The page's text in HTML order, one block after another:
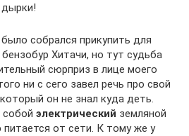
собрался прикупить для
Хитачи, но тут судьба
сюрприз в лице моего
ни с сего завел речь про свой
он не знал куда деть.
собой электрический земляной
питается от сети. К тому же у